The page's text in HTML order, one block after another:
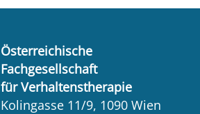
Österreichische
Fachgesellschaft
für Verhaltenstherapie
Kolingasse 11/9, 1090 Wien